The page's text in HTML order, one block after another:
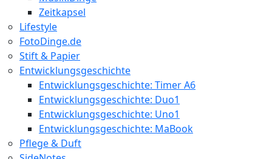
Zeitkapsel
Lifestyle
FotoDinge.de
Stift & Papier
Entwicklungsgeschichte
Entwicklungsgeschichte: Timer A6
Entwicklungsgeschichte: Duo1
Entwicklungsgeschichte: Uno1
Entwicklungsgeschichte: MaBook
Pflege & Duft